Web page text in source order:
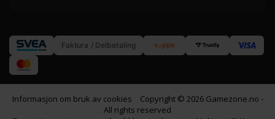
Faktura / Delbetaling
Informasjon om bruk av cookies
Copyright © 2026 Gamezone.no -
All rights reserved